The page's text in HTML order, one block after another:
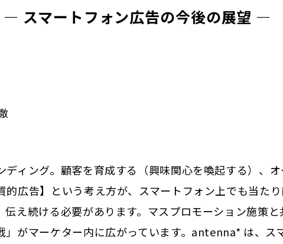
マートフォン広告の今後の展望 ―
ディング。顧客を育成する（興味関心を喚起する）、
広告】という考え方が、スマートフォン上でも当た
え続ける必要があります。マスプロモーション施策と
がマーケター内に広がっています。antenna* は、ス